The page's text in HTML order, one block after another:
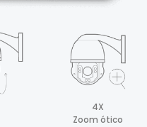
4X
Zoom ótico